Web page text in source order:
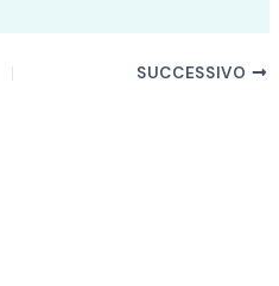
SUCCESSIVO